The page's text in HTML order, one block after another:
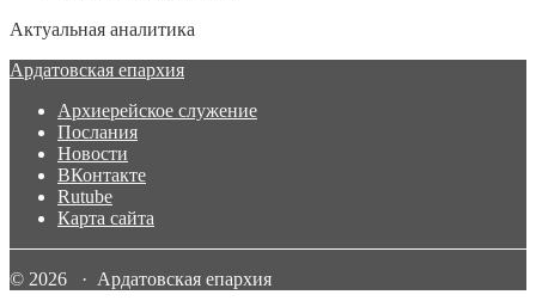
Актуальная аналитика
Ардатовская епархия
Архиерейское служение
Послания
Новости
ВКонтакте
Rutube
Карта сайта
© 2026 · Ардатовская епархия